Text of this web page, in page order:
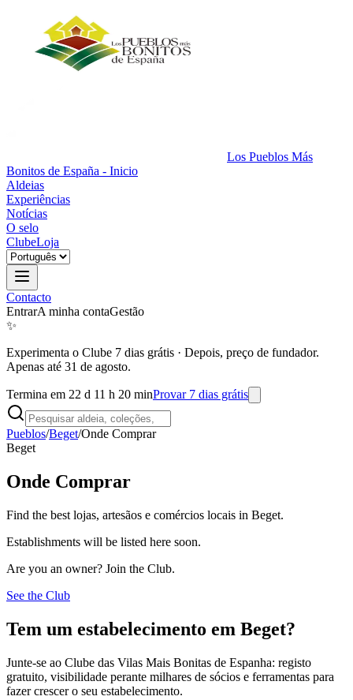
Los Pueblos Más
Bonitos de España - Inicio
Aldeias
Experiências
Notícias
O selo
ClubeLoja
Contacto
EntrarA minha contaGestão
✨
Experimenta o Clube 7 dias grátis · Depois, preço de fundador.
Apenas até 31 de agosto.
Termina em 22 d 11 h 20 minProvar 7 dias grátis
Pueblos/Beget/Onde Comprar
Beget
Onde Comprar
Find the best lojas, artesãos e comércios locais in Beget.
Establishments will be listed here soon.
Are you an owner? Join the Club.
See the Club
Tem um estabelecimento em Beget?
Junte-se ao Clube das Vilas Mais Bonitas de Espanha: registo
gratuito, visibilidade perante milhares de sócios e ferramentas para
fazer crescer o seu estabelecimento.